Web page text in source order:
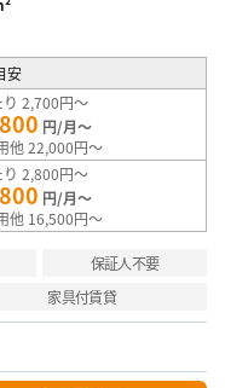
安
り 2,700円～
円/月～
他 22,000円～
り 2,800円～
円/月～
他 16,500円～
保証人不要
家具付賃貸